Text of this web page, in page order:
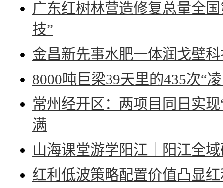
广东红树林营造修复总量全
技”
金昌新先事水肥一体润戈壁
8000吨巨梁39天里的435次“
常州经开区：两项目同日实
满
山海课堂游学阳江｜阳江全
红利低波策略配置价值凸显